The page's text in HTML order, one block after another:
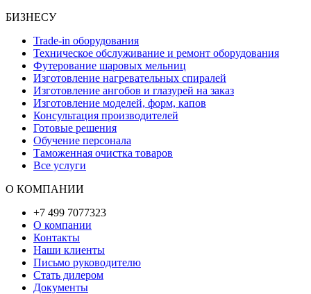
БИЗНЕСУ
Trade-in оборудования
Техническое обслуживание и ремонт оборудования
Футерование шаровых мельниц
Изготовление нагревательных спиралей
Изготовление ангобов и глазурей на заказ
Изготовление моделей, форм, капов
Консультация производителей
Готовые решения
Обучение персонала
Таможенная очистка товаров
Все услуги
О КОМПАНИИ
+7 499 7077323
О компании
Контакты
Наши клиенты
Письмо руководителю
Стать дилером
Документы